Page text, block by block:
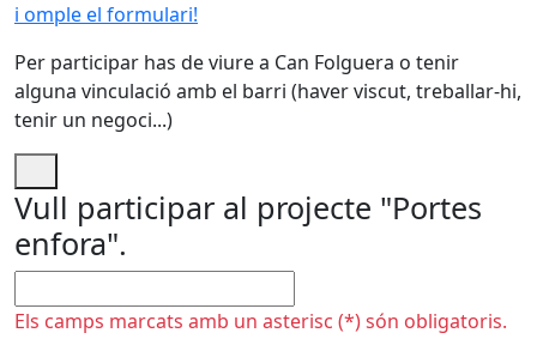
i omple el formulari!
Per participar has de viure a Can Folguera o tenir
alguna vinculació amb el barri (haver viscut, treballar-hi,
tenir un negoci...)
Vull participar al projecte "Portes
enfora".
Els camps marcats amb un asterisc (*) són obligatoris.